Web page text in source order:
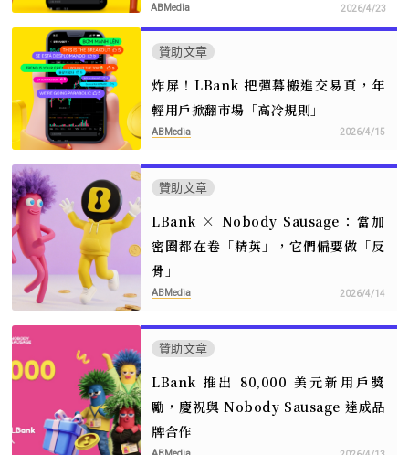
ABMedia 2026/4/23
贊助文章
炸屏！LBank 把彈幕搬進交易頁，年
輕用戶掀翻市場「高冷規則」
ABMedia 2026/4/15
贊助文章
LBank × Nobody Sausage：當加
密圈都在卷「精英」，它們偏要做「反
骨」
ABMedia 2026/4/14
贊助文章
LBank 推出 80,000 美元新用戶獎
勵，慶祝與 Nobody Sausage 達成品
牌合作